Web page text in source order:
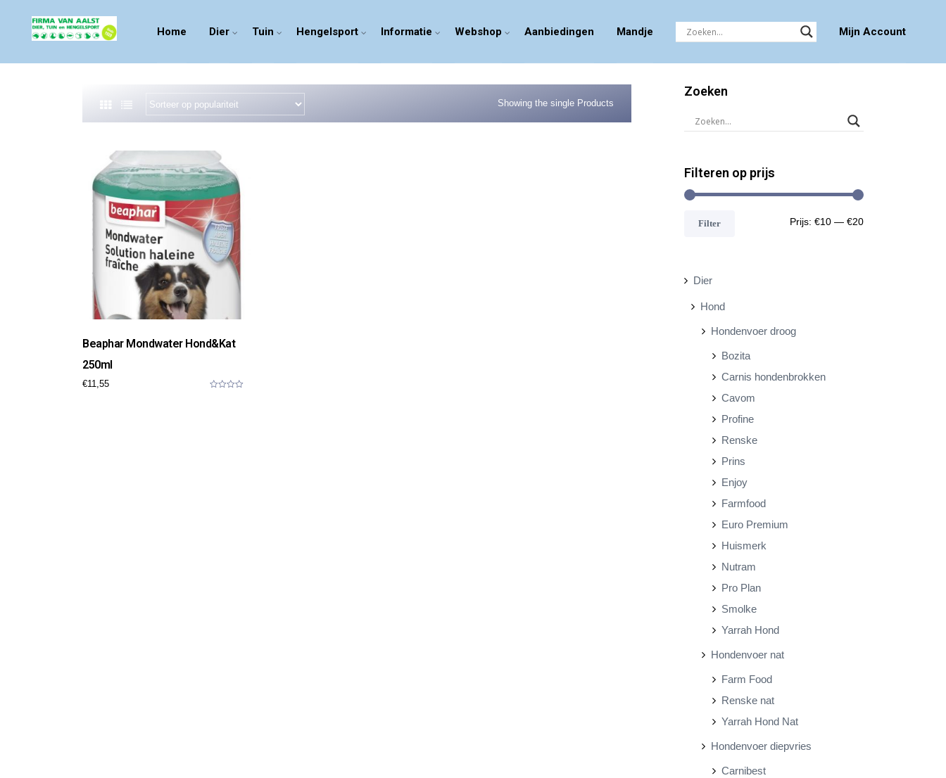
Home Dier Tuin Hengelsport Informatie Webshop Aanbiedingen Mandje Mijn Account
Showing the single Products
Beaphar Mondwater Hond&Kat
250ml
€11,55
Zoeken
Filteren op prijs
MM
Filter Prijs: €10 — €20
Dier
Hond
Hondenvoer droog
Bozita
Carnis hondenbrokken
Cavom
Profine
Renske
Prins
Enjoy
Farmfood
Euro Premium
Huismerk
Nutram
Pro Plan
Smolke
Yarrah Hond
Hondenvoer nat
Farm Food
Renske nat
Yarrah Hond Nat
Hondenvoer diepvries
Carnibest